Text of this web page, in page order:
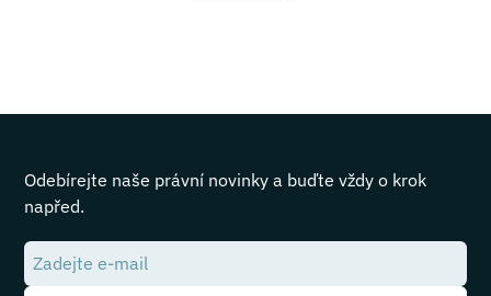
Odebírejte naše právní novinky a buďte vždy o krok
napřed.